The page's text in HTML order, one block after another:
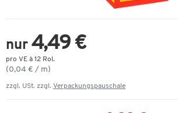
nur 4,49 €
pro VE à 12 Rol.
(0,04 € / m)
zzgl. USt. zzgl. Verpackungspauschale